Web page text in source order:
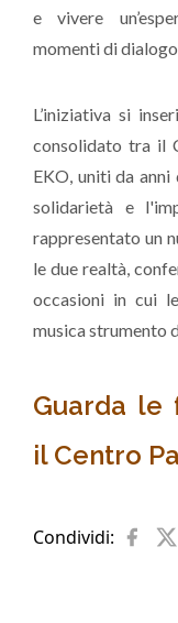
e vivere
momenti di
L’iniziativa si
consolidato tra il
EKO, uniti da
solidarietà e
rappresentato un
le due realtà,
occasioni in cui
musica strumento
Guarda le
il Centro
Condividi: